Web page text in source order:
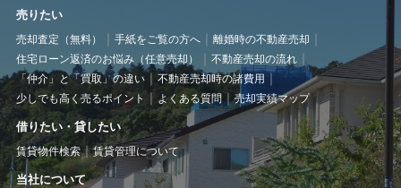
売りたい
売却査定（無料） 手紙をご覧の方へ
離婚時の不動産売却
住宅ローン返済のお悩み（任意売却）
不動産売却の流れ
「仲介」と「買取」の違い
不動産売却時の諸費用
少しでも高く売るポイント
よくある質問 売却実績マップ
借りたい・貸したい
賃貸物件検索 賃貸管理について
当社について